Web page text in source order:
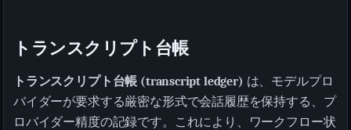
トランスクリプト台帳
トランスクリプト台帳 (transcript ledger) は、モデルプロ
バイダーが要求する厳密な形式で会話履歴を保持する、プ
ロバイダー精度の記録です。これにより、ワークフロー状